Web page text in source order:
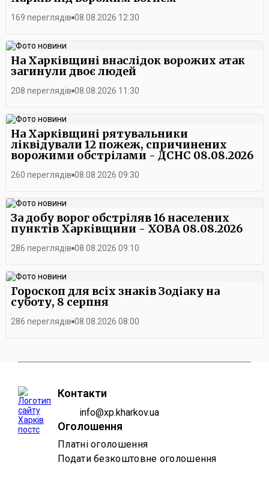
169 переглядів 08.08.2026 12:30
На Харківщині внаслідок ворожих атак
загинули двоє людей
208 переглядів 08.08.2026 11:30
На Харківщині рятувальники
ліквідували 12 пожеж, спричинених
ворожими обстрілами - ДСНС 08.08.2026
260 переглядів 08.08.2026 09:30
За добу ворог обстріляв 16 населених
пунктів Харківщини - ХОВА 08.08.2026
286 переглядів 08.08.2026 09:10
Гороскоп для всіх знаків Зодіаку на
суботу, 8 серпня
286 переглядів 08.08.2026 08:00
Контакти
info@xp.kharkov.ua
Оголошення
Платні оголошення
Подати безкоштовне оголошення